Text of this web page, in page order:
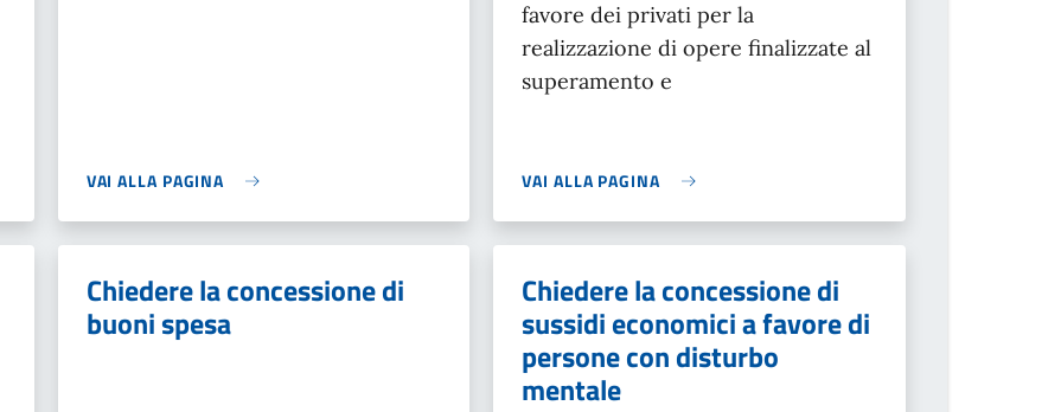
VAI ALLA PAGINA
favore dei privati per la
realizzazione di opere finalizzate al
superamento e
VAI ALLA PAGINA
Chiedere la concessione di
buoni spesa
Chiedere la concessione di
sussidi economici a favore di
persone con disturbo
mentale